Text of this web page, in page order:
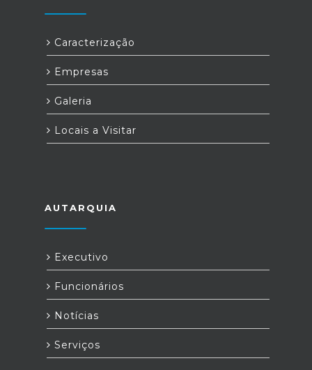
Caracterização
Empresas
Galeria
Locais a Visitar
AUTARQUIA
Executivo
Funcionários
Notícias
Serviços